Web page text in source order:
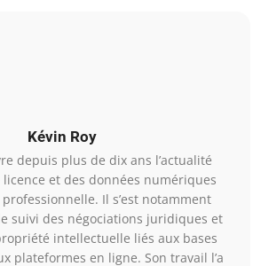
Kévin Roy
depuis plus de dix ans l’actualité
et des données numériques
Il s’est notamment
suivi des négociations juridiques et
intellectuelle liés aux bases
plateformes en ligne. Son travail l’a